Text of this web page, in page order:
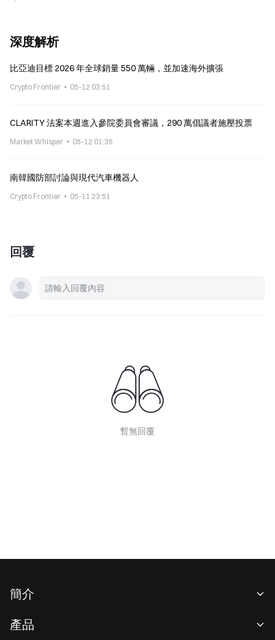
深度解析
比亞迪目標 2026 年全球銷量 550 萬輛，並加速海外擴張
Crypto Frontier 05-12 03:51
CLARITY 法案本週進入參院委員會審議，290 萬倡議者施壓投票
Market Whisper 05-12 01:35
南韓國防部討論與現代汽車機器人
Crypto Frontier 05-11 23:51
回覆
暫無回覆
簡介
產品